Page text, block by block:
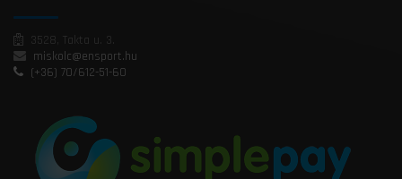
3528, Takta u. 3.
miskolc@ensport.hu
(+36) 70/612-51-60